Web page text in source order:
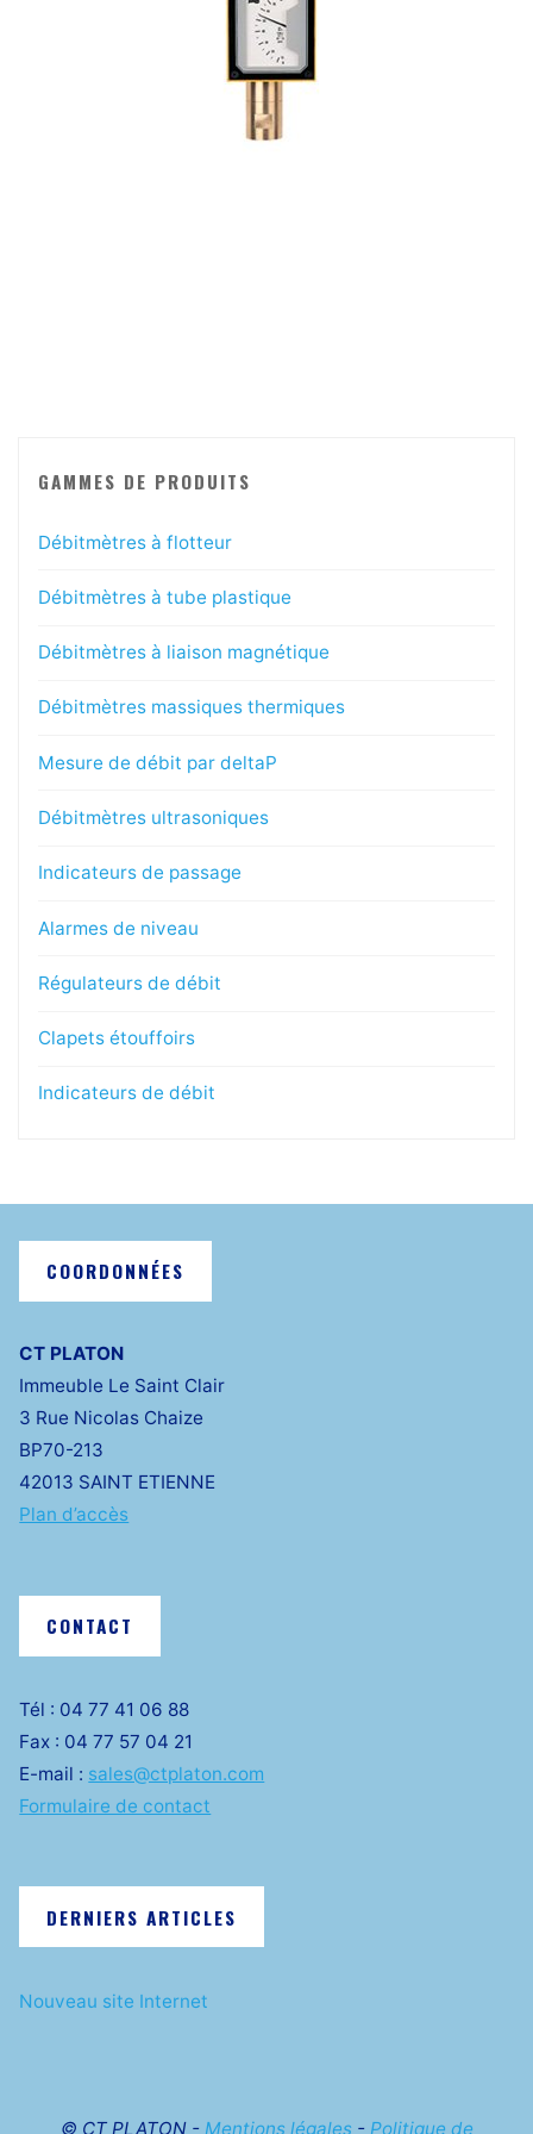
GAMMES DE PRODUITS
Débitmètres à flotteur
Débitmètres à tube plastique
Débitmètres à liaison magnétique
Débitmètres massiques thermiques
Mesure de débit par deltaP
Débitmètres ultrasoniques
Indicateurs de passage
Alarmes de niveau
Régulateurs de débit
Clapets étouffoirs
Indicateurs de débit
COORDONNÉES
CT PLATON
Immeuble Le Saint Clair
3 Rue Nicolas Chaize
BP70-213
42013 SAINT ETIENNE
Plan d’accès
CONTACT
Tél : 04 77 41 06 88
Fax : 04 77 57 04 21
E-mail : sales@ctplaton.com
Formulaire de contact
DERNIERS ARTICLES
Nouveau site Internet
© CT PLATON - Mentions légales- Politique de